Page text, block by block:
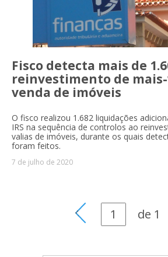
Fisco detecta mais de
reinvestimento de
venda de imóveis
O fisco realizou 1.682 liquidações
IRS na sequência de controlos ao
valias de imóveis, durante os quais
foram feitos.
7 de julho de 2020
de 1